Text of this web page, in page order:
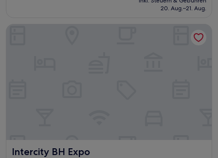
Bewertungen)
beträgt
20. Aug.–21. Aug.
Intercity BH Expo
Intercity BH Expo
Intercity BH Expo